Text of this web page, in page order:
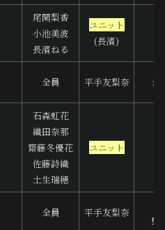
尾関梨香
小池美波
長濱ねる
ユニット
(長濱)
全員 平手友梨奈 シ
石森虹花
織田奈那
齋藤冬優花
佐藤詩織
土生瑞穂
ユニット
全員 平手友梨奈
野